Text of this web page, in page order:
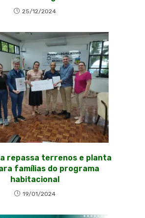
25/12/2024
repassa terrenos e planta
famílias do programa
habitacional
19/01/2024